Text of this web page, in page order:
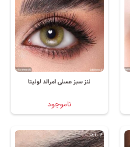
لنز سبز عسلی امرالد لولیتا
ناموجود
6 ماهه